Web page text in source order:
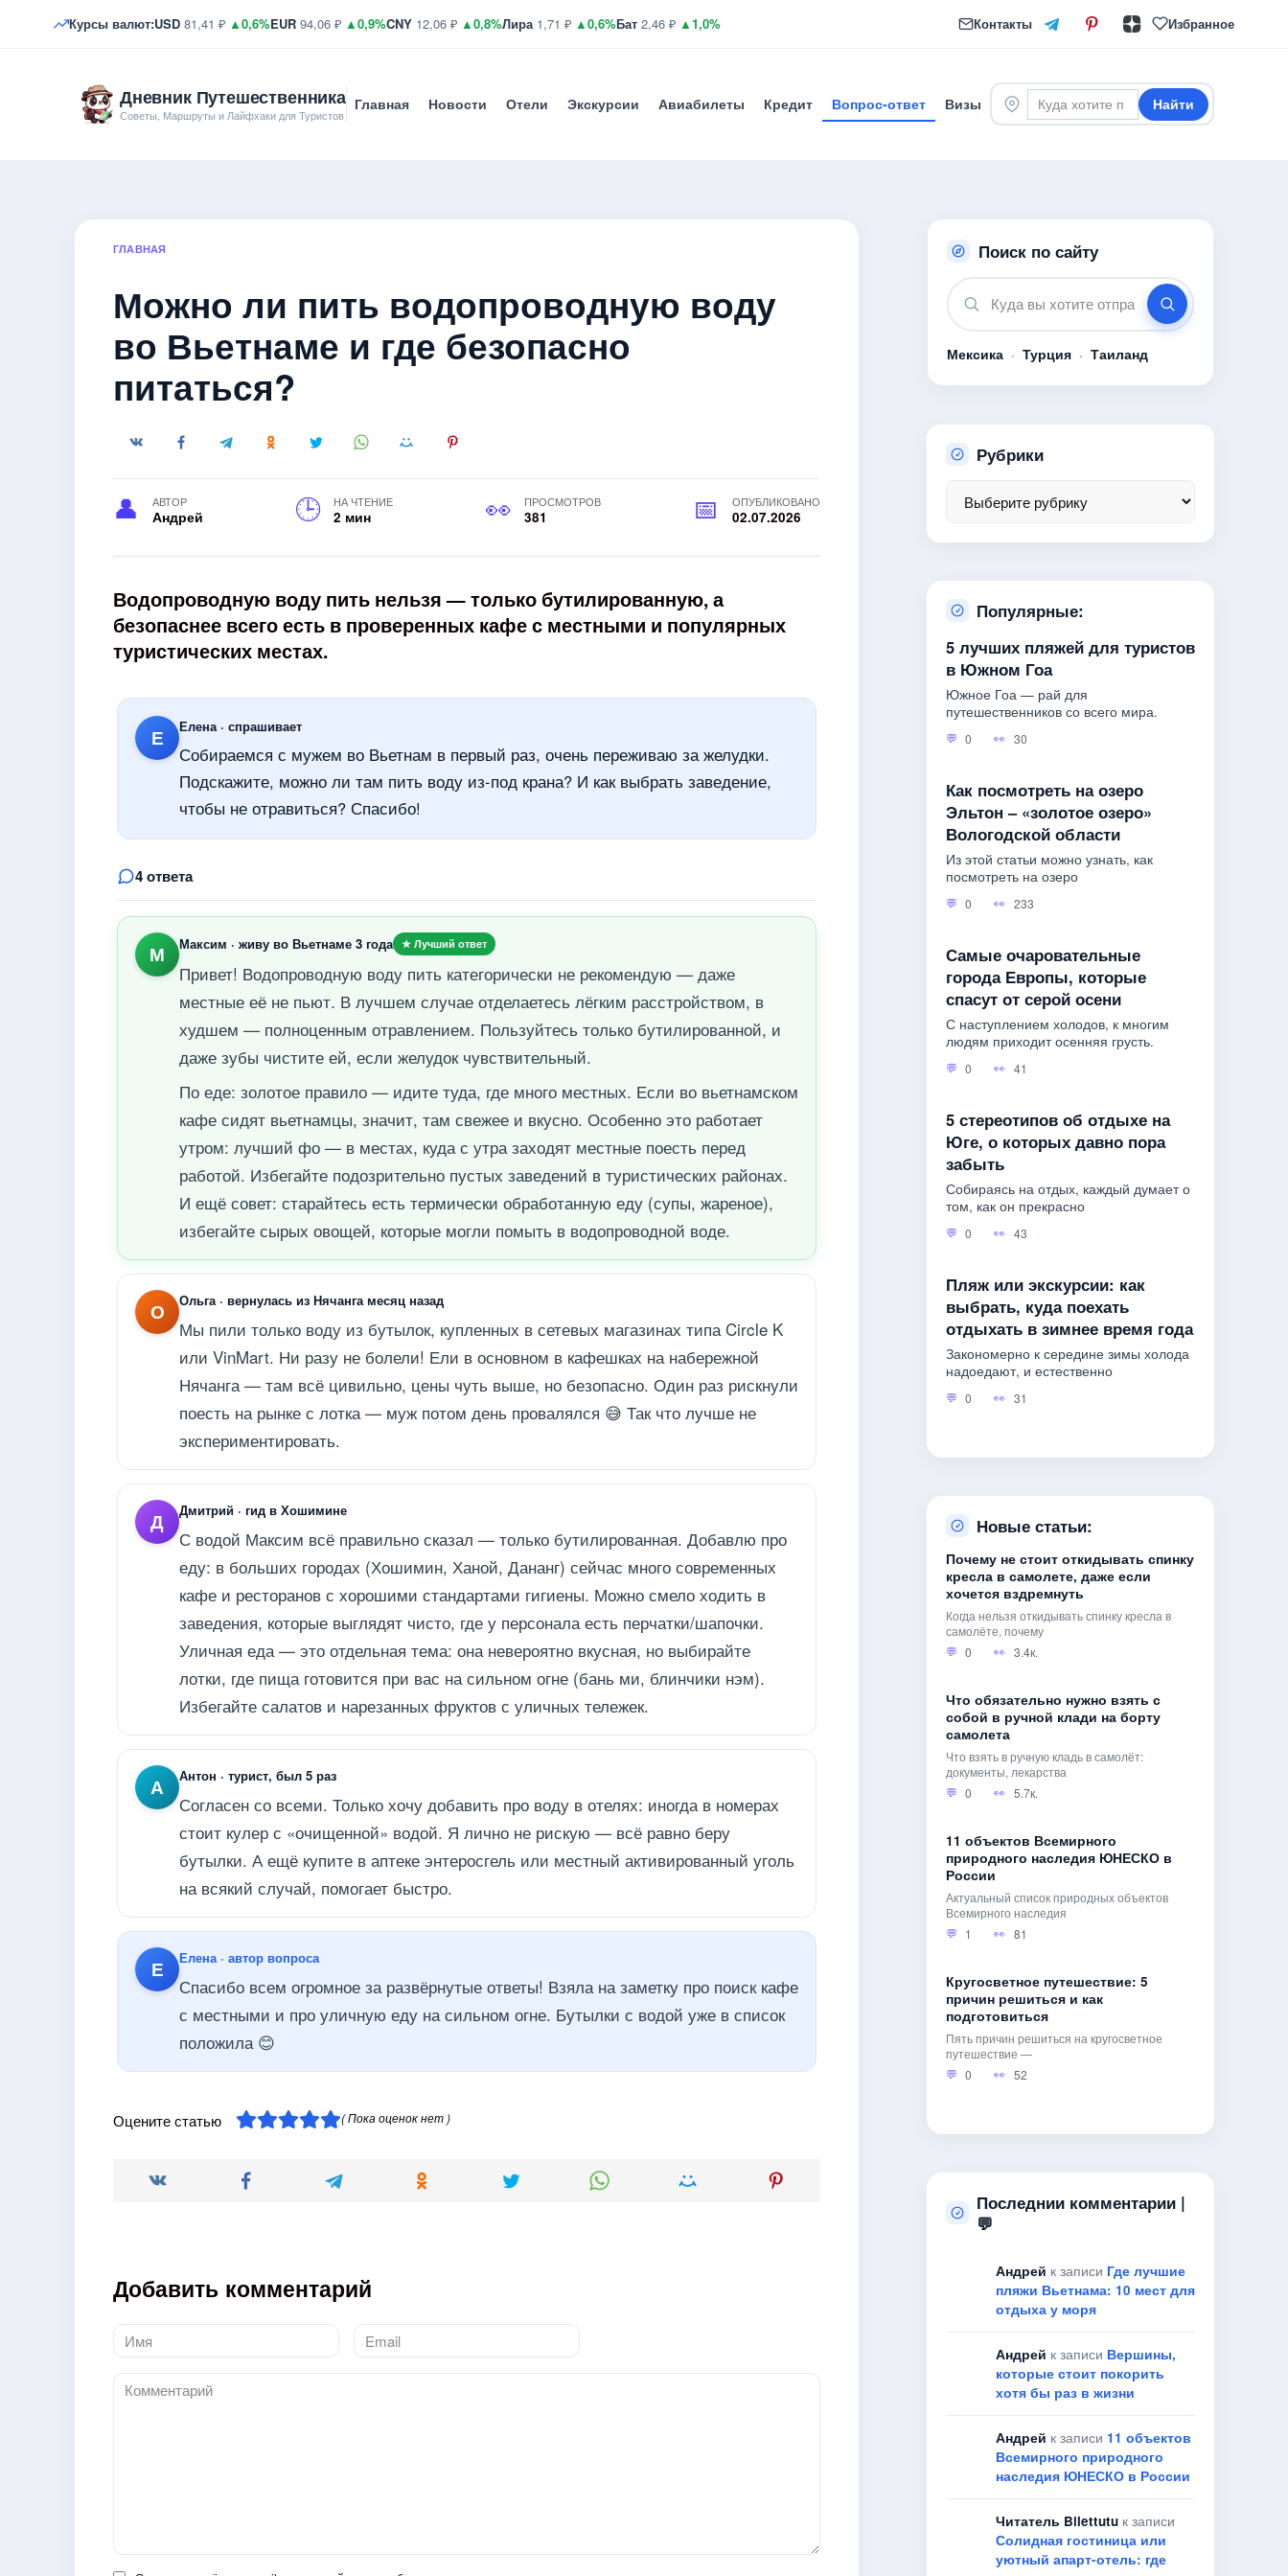
Курсы валют:USD 81,41 ₽ ▲0,6%EUR 94,06 ₽ ▲0,9%CNY 12,06 ₽ ▲0,8%Лира1,71 ₽ ▲0,6%Бат 2,46 ₽ ▲1,0% Контакты Избранное
Дневник Путешественника
Советы, Маршруты и Лайфхаки для Туристов
Главная Новости Отели Экскурсии Авиабилеты Кредит Вопрос-ответ Визы Найти
ГЛАВНАЯ
Можно ли пить водопроводную воду
во Вьетнаме и где безопасно
питаться?
АВТОР
Андрей
НА ЧТЕНИЕ
2 мин
ПРОСМОТРОВ
381
ОПУБЛИКОВАНО
02.07.2026
Водопроводную воду пить нельзя — только бутилированную, а
безопаснее всего есть в проверенных кафе с местными и популярных
туристических местах.
Е Елена · спрашивает
Собираемся с мужем во Вьетнам в первый раз, очень переживаю за желудки.
Подскажите, можно ли там пить воду из-под крана? И как выбрать заведение,
чтобы не отравиться? Спасибо!
4 ответа
М Максим · живу во Вьетнаме 3 года ★ Лучший ответ
Привет! Водопроводную воду пить категорически не рекомендую — даже
местные её не пьют. В лучшем случае отделаетесь лёгким расстройством, в
худшем — полноценным отравлением. Пользуйтесь только бутилированной, и
даже зубы чистите ей, если желудок чувствительный.
По еде: золотое правило — идите туда, где много местных. Если во вьетнамском
кафе сидят вьетнамцы, значит, там свежее и вкусно. Особенно это работает
утром: лучший фо — в местах, куда с утра заходят местные поесть перед
работой. Избегайте подозрительно пустых заведений в туристических районах.
И ещё совет: старайтесь есть термически обработанную еду (супы, жареное),
избегайте сырых овощей, которые могли помыть в водопроводной воде.
О Ольга · вернулась из Нячанга месяц назад
Мы пили только воду из бутылок, купленных в сетевых магазинах типа Circle K
или VinMart. Ни разу не болели! Ели в основном в кафешках на набережной
Нячанга — там всё цивильно, цены чуть выше, но безопасно. Один раз рискнули
поесть на рынке с лотка — муж потом день провалялся 😅 Так что лучше не
экспериментировать.
Д Дмитрий · гид в Хошимине
С водой Максим всё правильно сказал — только бутилированная. Добавлю про
еду: в больших городах (Хошимин, Ханой, Дананг) сейчас много современных
кафе и ресторанов с хорошими стандартами гигиены. Можно смело ходить в
заведения, которые выглядят чисто, где у персонала есть перчатки/шапочки.
Уличная еда — это отдельная тема: она невероятно вкусная, но выбирайте
лотки, где пища готовится при вас на сильном огне (бань ми, блинчики нэм).
Избегайте салатов и нарезанных фруктов с уличных тележек.
А Антон · турист, был 5 раз
Согласен со всеми. Только хочу добавить про воду в отелях: иногда в номерах
стоит кулер с «очищенной» водой. Я лично не рискую — всё равно беру
бутылки. А ещё купите в аптеке энтеросгель или местный активированный уголь
на всякий случай, помогает быстро.
Е Елена · автор вопроса
Спасибо всем огромное за развёрнутые ответы! Взяла на заметку про поиск кафе
с местными и про уличную еду на сильном огне. Бутылки с водой уже в список
положила 😊
Оцените статью ( Пока оценок нет )
Добавить комментарий
Имя
*
Email
*
Комментарий
Поиск по сайту
Мексика · Турция · Таиланд
Рубрики
Популярные:
5 лучших пляжей для туристов
в Южном Гоа
Южное Гоа — рай для
путешественников со всего мира.
0 30
Как посмотреть на озеро
Эльтон – «золотое озеро»
Вологодской области
Из этой статьи можно узнать, как
посмотреть на озеро
0 233
Самые очаровательные
города Европы, которые
спасут от серой осени
С наступлением холодов, к многим
людям приходит осенняя грусть.
0 41
5 стереотипов об отдыхе на
Юге, о которых давно пора
забыть
Собираясь на отдых, каждый думает о
том, как он прекрасно
0 43
Пляж или экскурсии: как
выбрать, куда поехать
отдыхать в зимнее время года
Закономерно к середине зимы холода
надоедают, и естественно
0 31
Новые статьи:
Почему не стоит откидывать спинку
кресла в самолете, даже если
хочется вздремнуть
Когда нельзя откидывать спинку кресла в
самолёте, почему
0
3.4к.
Что обязательно нужно взять с
собой в ручной клади на борту
самолета
Что взять в ручную кладь в самолёт:
документы, лекарства
0
5.7к.
11 объектов Всемирного
природного наследия ЮНЕСКО в
России
Актуальный список природных объектов
Всемирного наследия
1
81
Кругосветное путешествие: 5
причин решиться и как
подготовиться
Пять причин решиться на кругосветное
путешествие —
0
52
Последнии комментарии |
💬
Андрей к записи Где лучшие
пляжи Вьетнама: 10 мест для
отдыха у моря
Андрей к записи Вершины,
которые стоит покорить
хотя бы раз в жизни
Андрей к записи 11 объектов
Всемирного природного
наследия ЮНЕСКО в России
Читатель Bilettutu к записи
Солидная гостиница или
уютный апарт-отель: где